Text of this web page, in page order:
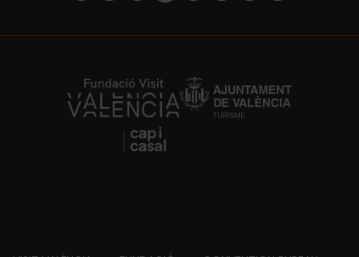
https://fundacion.visitvalencia.com/